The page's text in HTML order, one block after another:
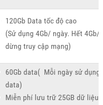
120Gb Data tốc độ cao
(Sử dụng 4Gb/ ngày. Hết 4Gb/
dừng truy cập mạng)
60Gb data( Mỗi ngày sử dụng
data)
Miễn phí lưu trữ 25GB dữ liệu